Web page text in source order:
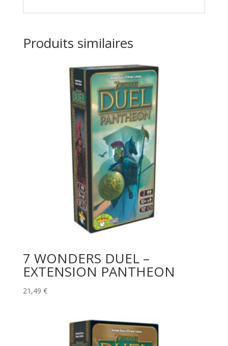
Produits similaires
7 WONDERS DUEL –
EXTENSION PANTHEON
21,49 €